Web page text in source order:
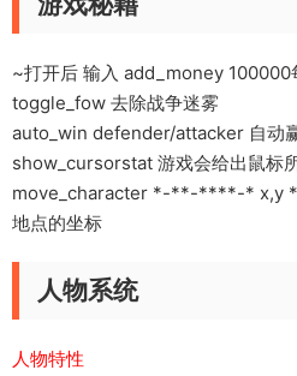
~打开后 输入 add_money
toggle_fow 去除战争迷雾
auto_win defender/attacker 自动
show_cursorstat 游戏会给出鼠标
move_character *-**-****-* x,y *
地点的坐标
人物系统
人物特性